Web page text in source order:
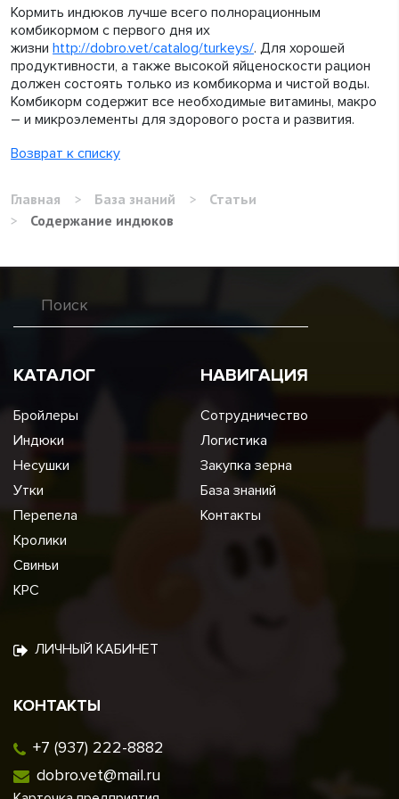
Кормить индюков лучше всего полнорационным
комбикормом с первого дня их
жизни http://dobro.vet/catalog/turkeys/. Для хорошей
продуктивности, а также высокой яйценоскости рацион
должен состоять только из комбикорма и чистой воды.
Комбикорм содержит все необходимые витамины, макро
– и микроэлементы для здорового роста и развития.
Возврат к списку
Главная > База знаний >
Статьи
>
Содержание индюков
КАТАЛОГ
Бройлеры
Индюки
Несушки
Утки
Перепела
Кролики
Свиньи
КРС
НАВИГАЦИЯ
Сотрудничество
Логистика
Закупка зерна
База знаний
Контакты
ЛИЧНЫЙ КАБИНЕТ
КОНТАКТЫ
+7 (937) 222-8882
dobro.vet@mail.ru